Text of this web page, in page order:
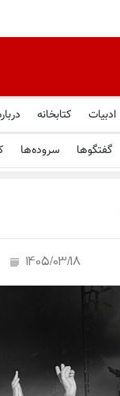
ادبیات کتابخانه
گفتگوها سروده‌ها
1405/03/18